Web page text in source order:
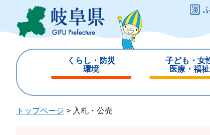
ジ
ュ
くらし・防災
環境
じ
子ども・女
医療・福祉
じ
トップページ > 入札・公売